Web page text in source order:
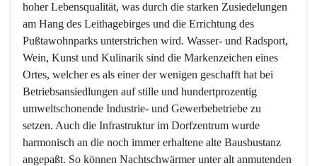
hoher Lebensqualität, was durch die starken Zusiedelungen
am Hang des Leithagebirges und die Errichtung des
Pußtawohnparks unterstrichen wird. Wasser- und Radsport,
Wein, Kunst und Kulinarik sind die Markenzeichen eines
Ortes, welcher es als einer der wenigen geschafft hat bei
Betriebsansiedlungen auf stille und hundertprozentig
umweltschonende Industrie- und Gewerbebetriebe zu
setzen. Auch die Infrastruktur im Dorfzentrum wurde
harmonisch an die noch immer erhaltene alte Bausbustanz
angepaßt. So können Nachtschwärmer unter alt anmutenden